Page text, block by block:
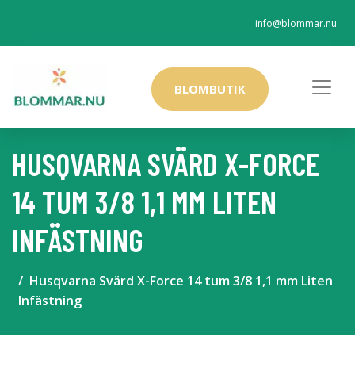
info@blommar.nu
BLOMBUTIK
HUSQVARNA SVÄRD X-FORCE
14 TUM 3/8 1,1 MM LITEN
INFÄSTNING
Husqvarna Svärd X-Force 14 tum 3/8 1,1 mm Liten
Infästning